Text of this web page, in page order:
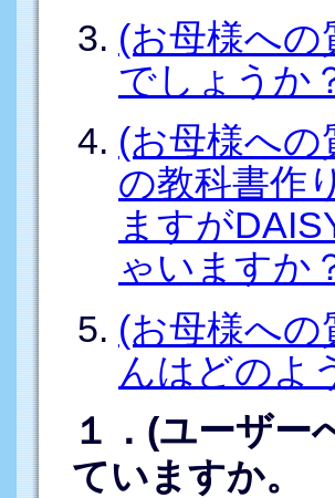
(お母様へ
でしょうか
(お母様へ
の教科書作
ますが
ゃいますか
(お母様へ
んはどのよ
１．(ユーザー
ていますか。